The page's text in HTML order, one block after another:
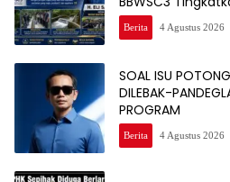
Berita 4 Agustus 2026
SOAL ISU
DILEBAK-
PROGRAM
Berita 4 Agustus 2026